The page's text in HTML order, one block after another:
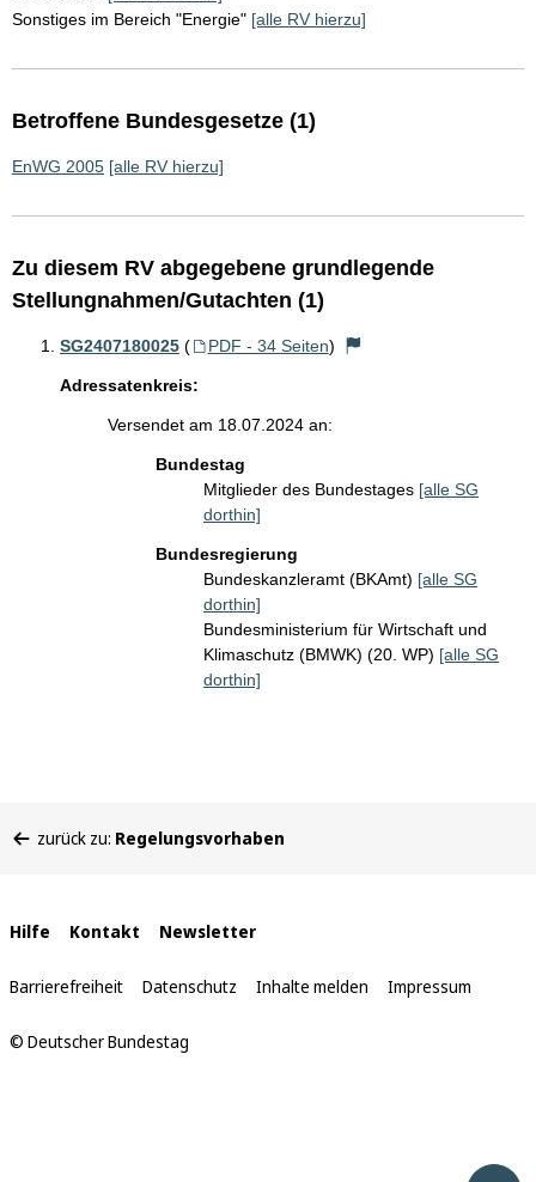
Sonstiges im Bereich "Energie" [alle RV hierzu]
Betroffene Bundesgesetze (1)
EnWG 2005 [alle RV hierzu]
Zu diesem RV abgegebene grundlegende
Stellungnahmen/Gutachten (1)
SG2407180025 ( PDF - 34 Seiten)
Adressatenkreis:
Versendet am 18.07.2024 an:
Bundestag
Mitglieder des Bundestages [alle SG
dorthin]
Bundesregierung
Bundeskanzleramt (BKAmt) [alle SG
dorthin]
Bundesministerium für Wirtschaft und
Klimaschutz (BMWK) (20. WP) [alle SG
dorthin]
befinden
zurück zu: Regelungsvorhaben
Interne
Links
Hilfe Kontakt Newsletter
Barrierefreiheit Datenschutz Inhalte melden Impressum
© Deutscher Bundestag